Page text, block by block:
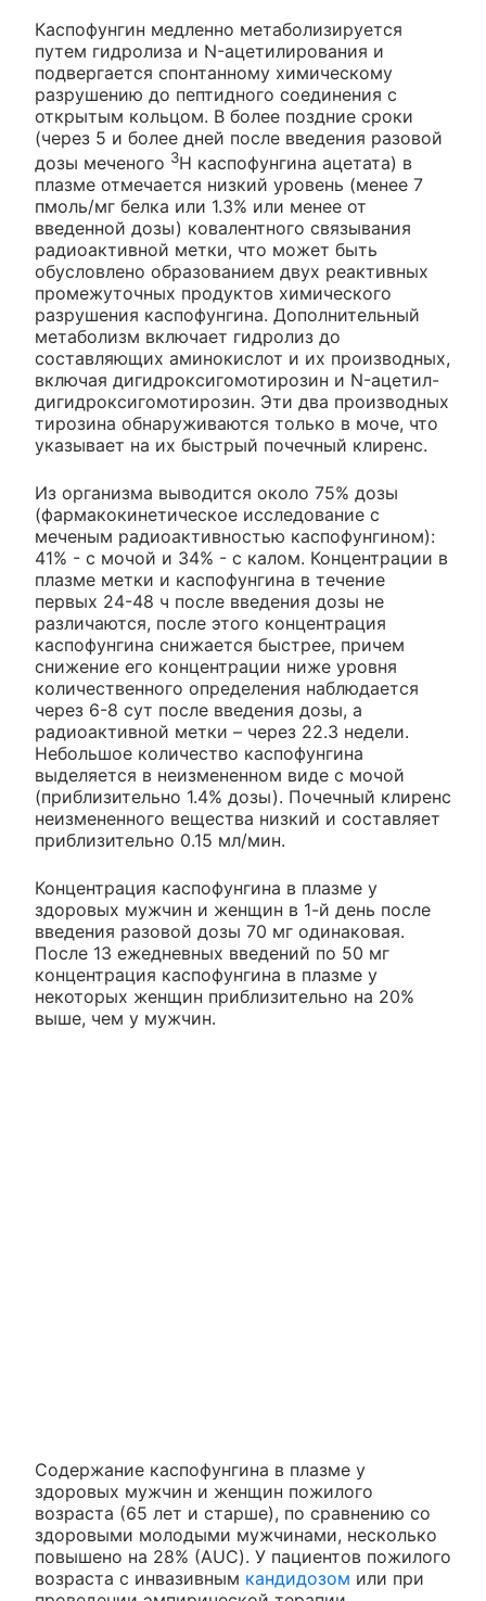
Каспофунгин медленно метаболизируется
путем гидролиза и N-ацетилирования и
подвергается спонтанному химическому
разрушению до пептидного соединения с
открытым кольцом. В более поздние сроки
(через 5 и более дней после введения разовой
дозы меченого 3H каспофунгина ацетата) в
плазме отмечается низкий уровень (менее 7
пмоль/мг белка или 1.3% или менее от
введенной дозы) ковалентного связывания
радиоактивной метки, что может быть
обусловлено образованием двух реактивных
промежуточных продуктов химического
разрушения каспофунгина. Дополнительный
метаболизм включает гидролиз до
составляющих аминокислот и их производных,
включая дигидроксигомотирозин и N-ацетил-
дигидроксигомотирозин. Эти два производных
тирозина обнаруживаются только в моче, что
указывает на их быстрый почечный клиренс.
Из организма выводится около 75% дозы
(фармакокинетическое исследование с
меченым радиоактивностью каспофунгином):
41% - с мочой и 34% - с калом. Концентрации в
плазме метки и каспофунгина в течение
первых 24-48 ч после введения дозы не
различаются, после этого концентрация
каспофунгина снижается быстрее, причем
снижение его концентрации ниже уровня
количественного определения наблюдается
через 6-8 сут после введения дозы, а
радиоактивной метки – через 22.3 недели.
Небольшое количество каспофунгина
выделяется в неизмененном виде с мочой
(приблизительно 1.4% дозы). Почечный клиренс
неизмененного вещества низкий и составляет
приблизительно 0.15 мл/мин.
Концентрация каспофунгина в плазме у
здоровых мужчин и женщин в 1-й день после
введения разовой дозы 70 мг одинаковая.
После 13 ежедневных введений по 50 мг
концентрация каспофунгина в плазме у
некоторых женщин приблизительно на 20%
выше, чем у мужчин.
Содержание каспофунгина в плазме у
здоровых мужчин и женщин пожилого
возраста (65 лет и старше), по сравнению со
здоровыми молодыми мужчинами, несколько
повышено на 28% (AUC). У пациентов пожилого
возраста c инвазивным кандидозом или при